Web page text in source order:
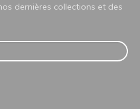
dernières collections et des